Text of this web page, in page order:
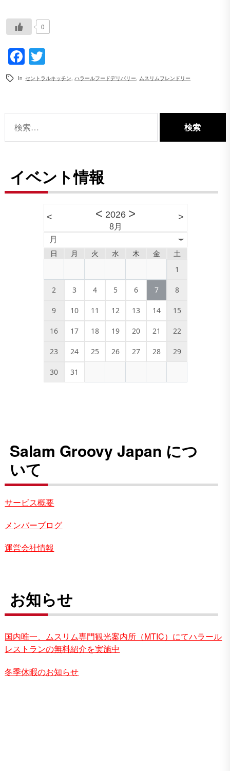
0
Facebook
In セントラルキッチン ,ハラールフードデリバリー ムスリムフレンドリー
索:
イベント情報
< < 2026 >
8月
>
月
日 月 火 水 木 金 土
1
2 3 4 5 6 7 8
9 10 11 12 13 14 15
16 17 18 19 20 21 22
23 24 25 26 27 28 29
30 31
Salam Groovy Japan につ
いて
サービス概要
メンバーブログ
運営会社情報
お知らせ
国内唯一、ムスリム専門観光案内所（MTIC）にてハラール
レストランの無料紹介を実施中
冬季休暇のお知らせ